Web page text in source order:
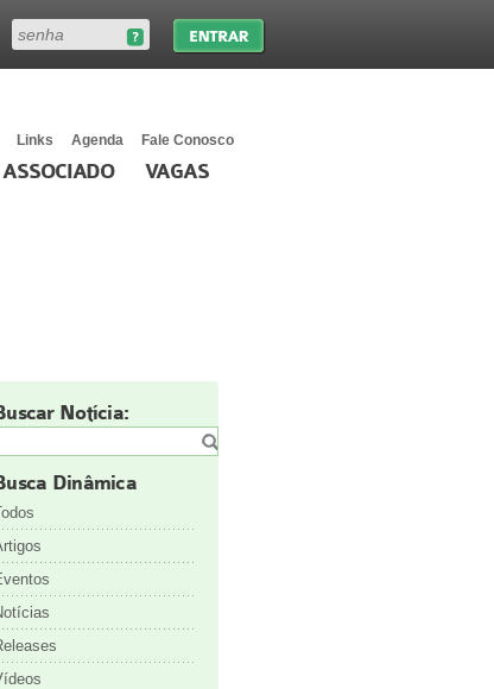
Links Agenda Fale Conosco
VAGAS
Notícia:
Dinâmica